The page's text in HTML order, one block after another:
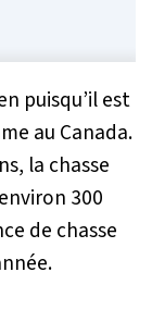
puisqu’il est
au Canada.
la chasse
300
de chasse